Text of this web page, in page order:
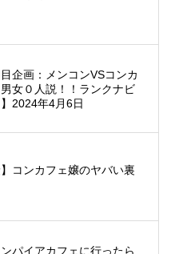
目企画：メンコンVSコンカ
女０人説！！ランクナビ
2024年4月6日
】コンカフェ嬢のヤバい裏
パイアカフェに行ったら